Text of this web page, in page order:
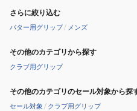
さらに絞り込む
パター用グリップ/ メンズ
その他のカテゴリから探す
クラブ用グリップ
その他のカテゴリのセール対象から探
セール対象 / クラブ用グリップ